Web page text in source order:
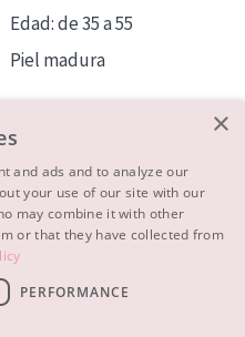
Edad: de 35 a 55
Piel madura
×
and ads and to analyze our
your use of our site with our
may combine it with other
or that they have collected from
PERFORMANCE